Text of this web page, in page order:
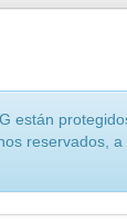
están
reservados, a